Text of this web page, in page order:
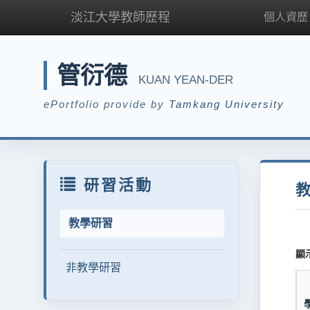
淡江大學教師歷程 個人資歷
管衍德 KUAN YEAN-DER
ePortfolio provide by Tamkang University
研習活動
教學研習
非教學研習
顯